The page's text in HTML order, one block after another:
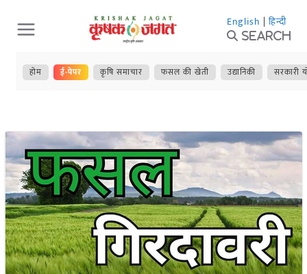
Skip
to
content
English | हिन्दी
Search
होम ई-पेपर कृषि समाचार फसल की खेती उद्यानिकी सरकारी